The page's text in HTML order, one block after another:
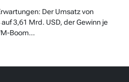
Der Umsatz von
3,61 Mrd. USD, der Gewinn je
Boom...